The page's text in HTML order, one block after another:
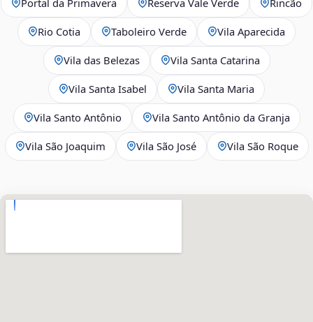
Rio Cotia Taboleiro Verde Vila Aparecida
Vila das Belezas Vila Santa Catarina
Vila Santa Isabel Vila Santa Maria
Vila Santo Antônio Vila Santo Antônio da Granja
Vila São Joaquim Vila São José Vila São Roque